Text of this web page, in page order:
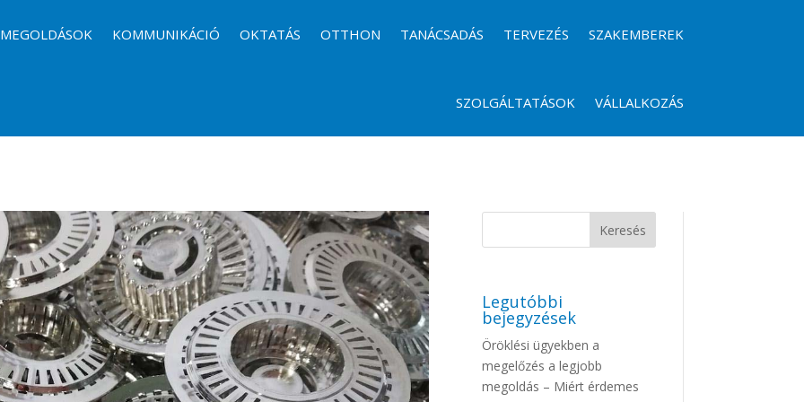
KOMMUNIKÁCIÓ OKTATÁS OTTHON TANÁCSADÁS TERVEZÉS SZAKEMBEREK
SZOLGÁLTATÁSOK VÁLLALKOZÁS
Legutóbbi
bejegyzések
Öröklési ügyekben a
megelőzés a legjobb
megoldás – Miért érdemes